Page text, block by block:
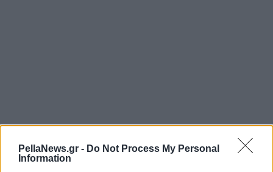
PellaNews.gr - Do Not Process My Personal
Information